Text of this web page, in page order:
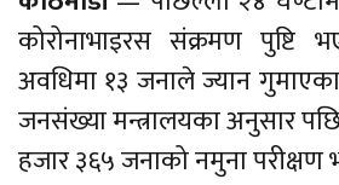
कोरोनाभाइरस संक्रमण
अवधिमा १३ जनाले ज्यान
जनसंख्या मन्त्रालयका अनुसार
हजार ३६५ जनाको नमुना परीक्षण